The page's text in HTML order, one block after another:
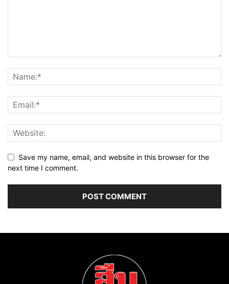
Save my name, email, and website in this browser for the
next time I comment.